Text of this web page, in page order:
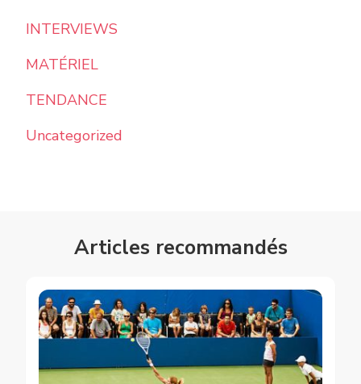
INTERVIEWS
MATÉRIEL
TENDANCE
Uncategorized
Articles recommandés